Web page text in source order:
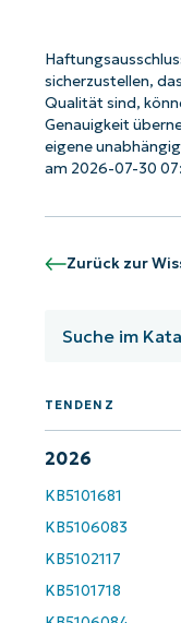
sicherzustellen,
Qualität sind,
Genauigkeit
eigene
am 2026-07-30
Zurück zur
TENDENZ
2026
KB5101681
KB5106083
KB5102117
KB5101718
Starten Sie
and
name*